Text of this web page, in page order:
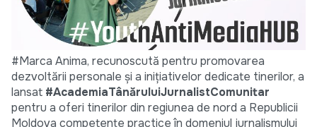
#Marca Anima, recunoscută pentru promovarea
dezvoltării personale și a inițiativelor dedicate tinerilor, a
lansat #AcademiaTânăruluiJurnalistComunitar
pentru a oferi tinerilor din regiunea de nord a Republicii
Moldova competențe practice în domeniul jurnalismului